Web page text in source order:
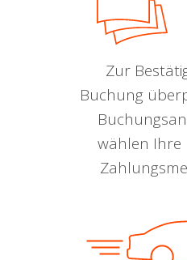
Zur
Buchung
wählen Ihre